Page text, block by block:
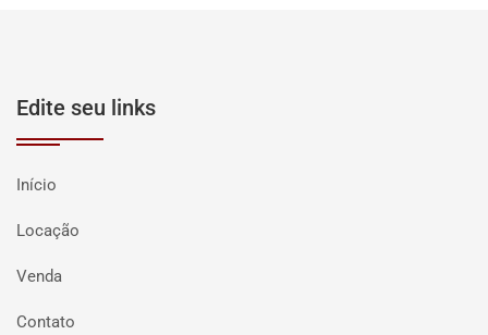
Edite seu links
Início
Locação
Venda
Contato